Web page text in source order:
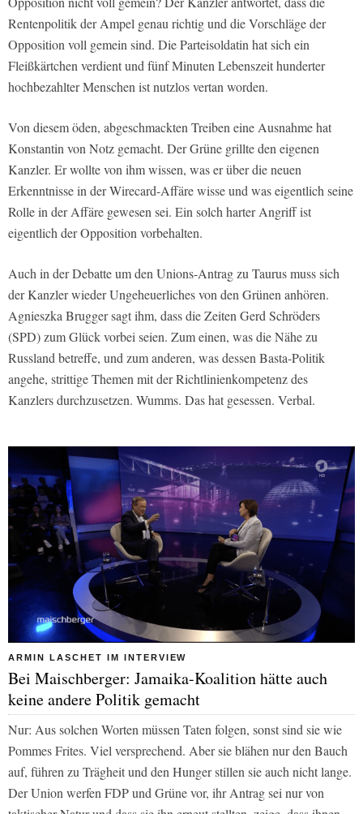
Rentenpolitik der Ampel genau richtig und die Vorschläge der
Opposition voll gemein sind. Die Parteisoldatin hat sich ein
Fleißkärtchen verdient und fünf Minuten Lebenszeit hunderter
hochbezahlter Menschen ist nutzlos vertan worden.
Von diesem öden, abgeschmackten Treiben eine Ausnahme hat
Konstantin von Notz gemacht. Der Grüne grillte den eigenen
Kanzler. Er wollte von ihm wissen, was er über die neuen
Erkenntnisse in der Wirecard-Affäre wisse und was eigentlich seine
Rolle in der Affäre gewesen sei. Ein solch harter Angriff ist
eigentlich der Opposition vorbehalten.
Auch in der Debatte um den Unions-Antrag zu Taurus muss sich
der Kanzler wieder Ungeheuerliches von den Grünen anhören.
Agnieszka Brugger sagt ihm, dass die Zeiten Gerd Schröders
(SPD) zum Glück vorbei seien. Zum einen, was die Nähe zu
Russland betreffe, und zum anderen, was dessen Basta-Politik
angehe, strittige Themen mit der Richtlinienkompetenz des
Kanzlers durchzusetzen. Wumms. Das hat gesessen. Verbal.
ARMIN LASCHET IM INTERVIEW
Bei Maischberger: Jamaika-Koalition hätte auch
keine andere Politik gemacht
Nur: Aus solchen Worten müssen Taten folgen, sonst sind sie wie
Pommes Frites. Viel versprechend. Aber sie blähen nur den Bauch
auf, führen zu Trägheit und den Hunger stillen sie auch nicht lange.
Der Union werfen FDP und Grüne vor, ihr Antrag sei nur von